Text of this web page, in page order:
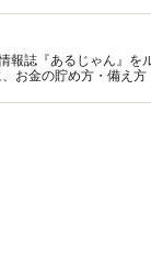
報誌『あるじゃん』を
お金の貯め方・備え